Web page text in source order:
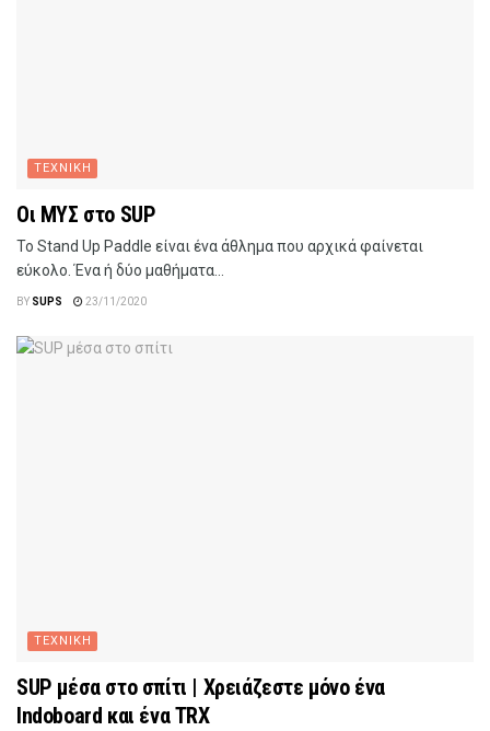
ΤΕΧΝΙΚΗ
Οι ΜΥΣ στο SUP
Το Stand Up Paddle είναι ένα άθλημα που αρχικά φαίνεται
εύκολο. Ένα ή δύο μαθήματα...
BY SUPS 23/11/2020
ΤΕΧΝΙΚΗ
SUP μέσα στο σπίτι | Χρειάζεστε μόνο ένα
Indoboard και ένα TRX